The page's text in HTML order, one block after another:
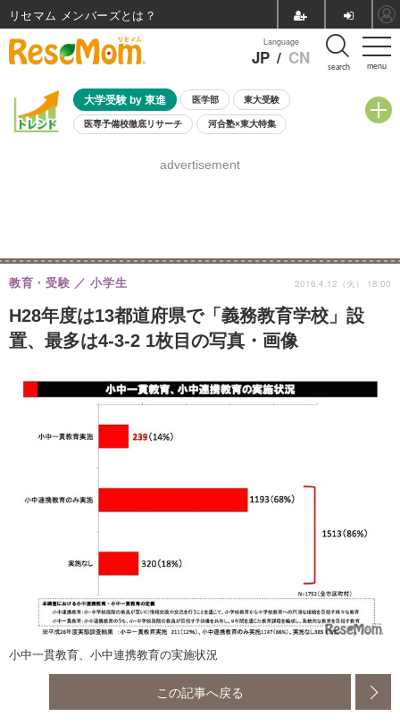
menu
Language
JP / CN search
大学受験 by 東進 医学部 東大受験
医専予備校徹底リサーチ 河合塾×東大特集
8月開催学校説明会・相談会
advertisement
H28年度は13都道府県で「義務教育学校」設
置、最多は4-3-2 1枚目の写真・画像
教育・受験 小学生 2016.4.12（火） 18:00
小中一貫教育、小中連携教育の実施状況
この記事へ戻る
リセマム メンバーズ